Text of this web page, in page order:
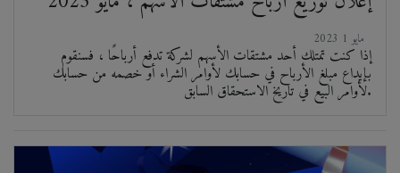
إذا كنت تمتلك أحد مشتقات الأسهم لشركة تدفع أرباحًا ، فسنقوم
بإيداع مبلغ الأرباح في حسابك لأوامر الشراء أو خصمه من حسابك
لأوامر البيع في تاريخ الاستحقاق السابق.